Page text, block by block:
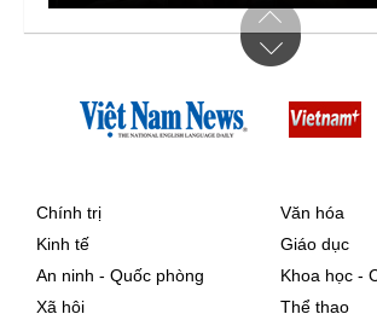
Chính trị
Kinh tế
An ninh - Quốc phòng
Xã hội
Văn hóa
Giáo dục
Khoa học -
Thể thao